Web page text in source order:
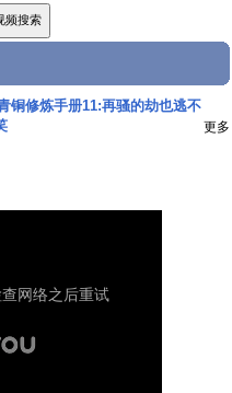
铜修炼手册11:再骚的劫也逃不
更多